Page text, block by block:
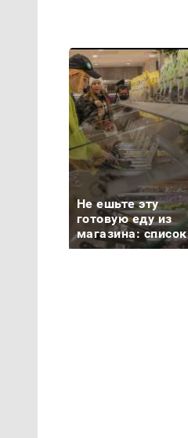
Не ешьте эту
готовую еду из
магазина: список